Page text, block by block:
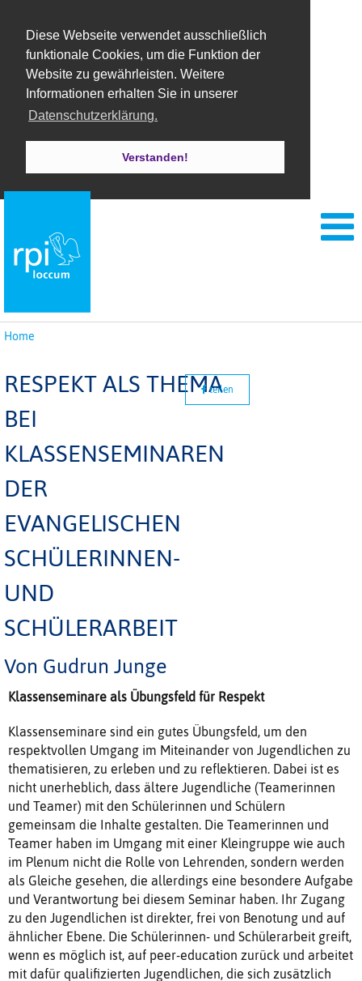
Diese Webseite verwendet ausschließlich
funktionale Cookies, um die Funktion der
Website zu gewährleisten. Weitere
Informationen erhalten Sie in unserer
Datenschutzerklärung.
Verstanden!
Home
RESPEKT ALS THEMA
BEI
KLASSENSEMINAREN
DER
EVANGELISCHEN
SCHÜLERINNEN-
UND
SCHÜLERARBEIT
teilen
Von Gudrun Junge
Klassenseminare als Übungsfeld für Respekt
Klassenseminare sind ein gutes Übungsfeld, um den
respektvollen Umgang im Miteinander von Jugendlichen zu
thematisieren, zu erleben und zu reflektieren. Dabei ist es
nicht unerheblich, dass ältere Jugendliche (Teamerinnen
und Teamer) mit den Schülerinnen und Schülern
gemeinsam die Inhalte gestalten. Die Teamerinnen und
Teamer haben im Umgang mit einer Kleingruppe wie auch
im Plenum nicht die Rolle von Lehrenden, sondern werden
als Gleiche gesehen, die allerdings eine besondere Aufgabe
und Verantwortung bei diesem Seminar haben. Ihr Zugang
zu den Jugendlichen ist direkter, frei von Benotung und auf
ähnlicher Ebene. Die Schülerinnen- und Schülerarbeit greift,
wenn es möglich ist, auf peer-education zurück und arbeitet
mit dafür qualifizierten Jugendlichen, die sich zusätzlich